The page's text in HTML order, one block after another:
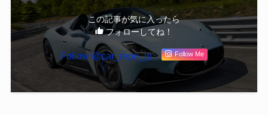
この記事が気に入ったら
フォローしてね！
Follow @car_repo_jp Follow Me